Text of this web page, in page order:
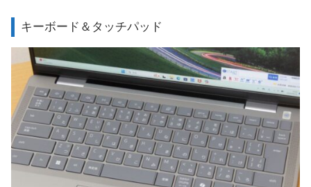
キーボード＆タッチパッド